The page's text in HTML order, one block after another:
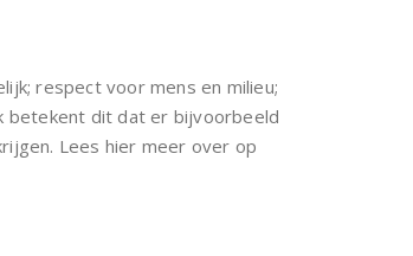
respect voor mens en milieu;
betekent dit dat er bijvoorbeeld
Lees hier meer over op